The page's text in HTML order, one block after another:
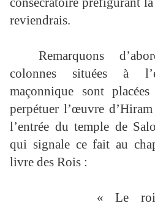
reviendrais.
Remarquons
colonnes situées à
maçonnique sont
perpétuer l’œuvre
l’entrée du temple de
qui signale ce fait au
livre des Rois :
« Le roi